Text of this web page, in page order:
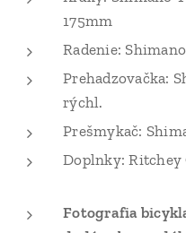
175mm
Radenie:
Prehadzovačka:
rýchl.
Prešmykač:
Doplnky: Ritchey
Fotografia